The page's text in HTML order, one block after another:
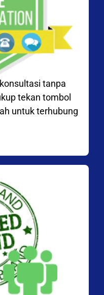
tanpa
tekan tombol
untuk terhubung